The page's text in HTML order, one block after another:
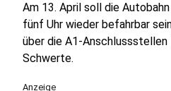
Am 13. April soll die
fünf Uhr wieder befahrbar
über die A1-Anschlussstellen
Schwerte.
Anzeige